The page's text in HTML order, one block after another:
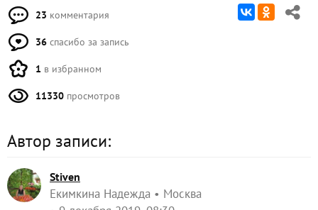
23 комментария
36 спасибо за запись
1 в избранном
11330 просмотров
Автор записи:
Stiven
Екимкина Надежда
Москва